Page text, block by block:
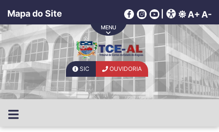
Mapa do Site A+ A-
SIC OUVIDORIA